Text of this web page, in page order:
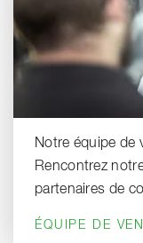
Notre équipe de
Rencontrez
partenaires de
ÉQUIPE DE